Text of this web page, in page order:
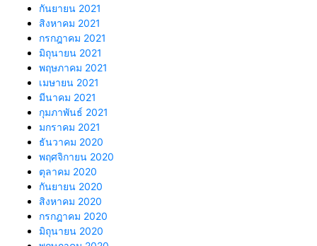
กันยายน 2021
สิงหาคม 2021
กรกฎาคม 2021
มิถุนายน 2021
พฤษภาคม 2021
เมษายน 2021
มีนาคม 2021
กุมภาพันธ์ 2021
มกราคม 2021
ธันวาคม 2020
พฤศจิกายน 2020
ตุลาคม 2020
กันยายน 2020
สิงหาคม 2020
กรกฎาคม 2020
มิถุนายน 2020